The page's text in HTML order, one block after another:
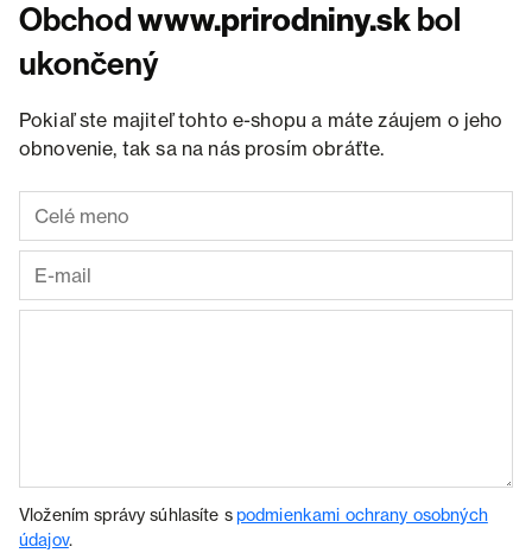
Obchodwww.prirodniny.skbol
ukončený
Pokiaľ ste majiteľ tohto e-shopu a máte záujem o jeho
obnovenie, tak sa na nás prosím obráťte.
Vložením správy súhlasíte spodmienkami ochrany osobných
údajov.